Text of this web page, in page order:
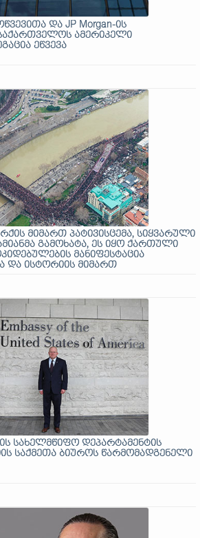
და JP Morgan-ის
ამერიკელი
ეწვევა
მიმართ პატივისცემა, სიყვარული
გამოხატა, ეს იყო ქართული
მანიფესტაცია
და ისტორიის მიმართ
სახელმწიფო დეპარტამენტის
საქმეთა ბიუროს წარმომადგენელი